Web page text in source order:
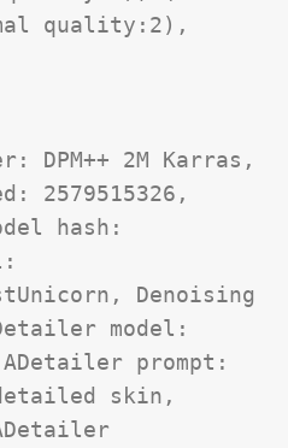
quality:2),
DPM++ 2M Karras,
2579515326,
hash:
Denoising
model:
prompt:
skin,